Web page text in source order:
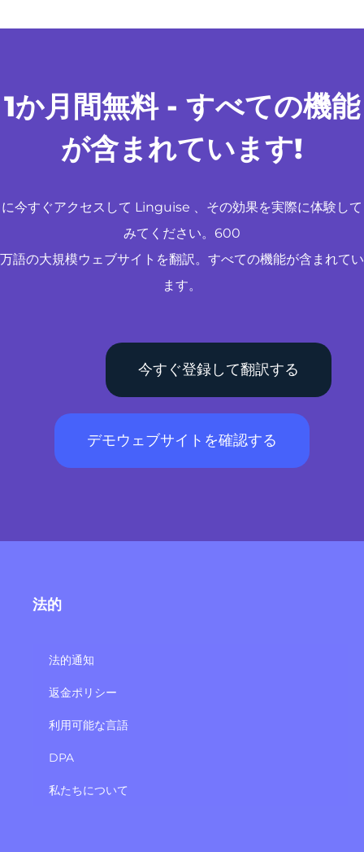
1か月間無料 - すべての機能
が含まれています!
に今すぐアクセスして Linguise 、その効果を実際に体験して
みてください。600
万語の大規模ウェブサイトを翻訳。すべての機能が含まれてい
ます。
今すぐ登録して翻訳する
デモウェブサイトを確認する
法的
法的通知
返金ポリシー
利用可能な言語
DPA
私たちについて